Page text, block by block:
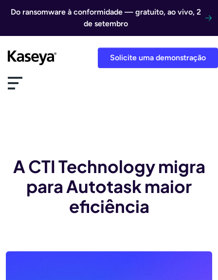
Do ransomware à conformidade — gratuito, ao vivo, 2
de setembro
Solicite uma demonstração
A CTI Technology migra
para Autotask maior
eficiência